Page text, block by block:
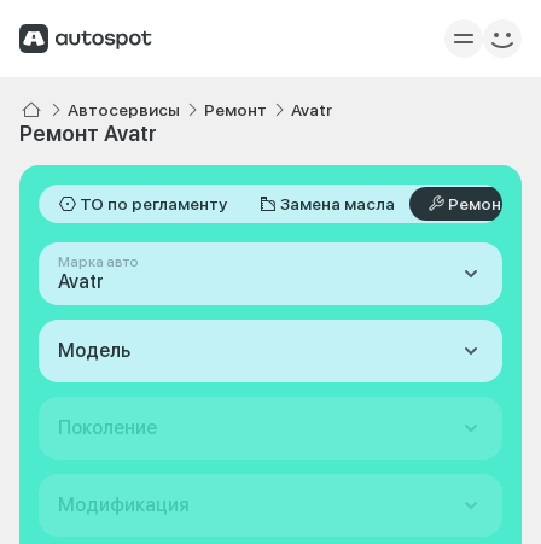
Автосервисы Ремонт Avatr
Ремонт Avatr
ТО по регламенту Замена масла Ремонт
Марка авто
Avatr
Модель
Поколение
Модификация